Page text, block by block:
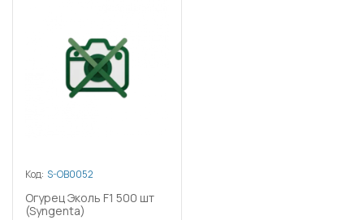
Код: S-OB0052
Огурец Эколь F1 500 шт
(Syngenta)